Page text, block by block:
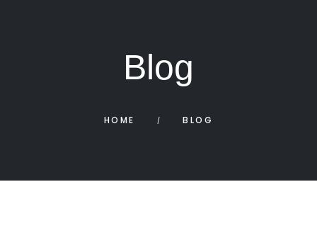
Blog
HOME BLOG